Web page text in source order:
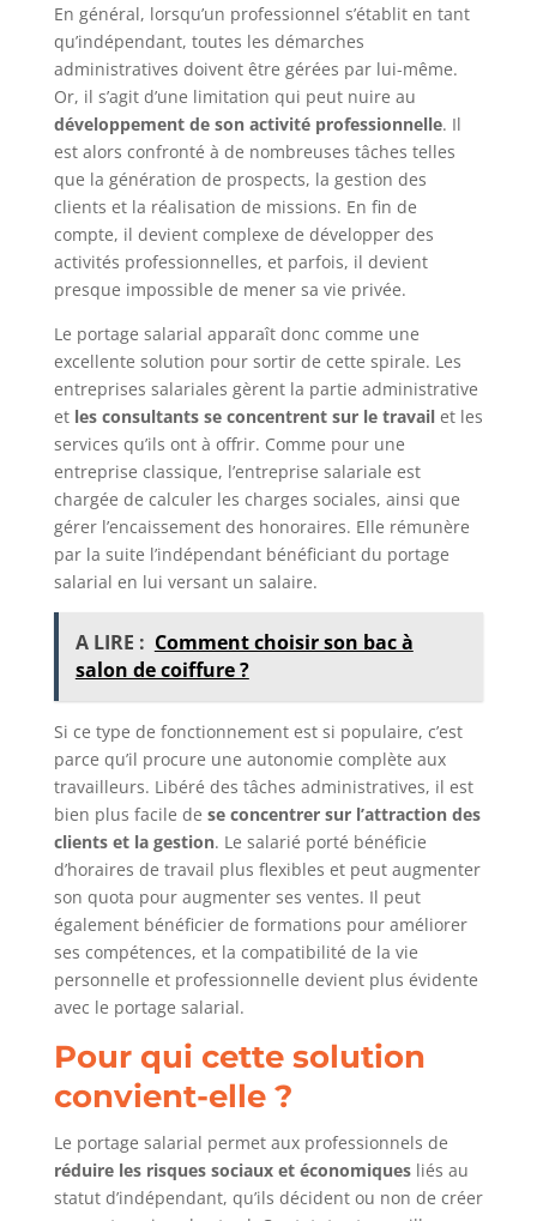
En général, lorsqu’un professionnel s’établit en tant
qu’indépendant, toutes les démarches
administratives doivent être gérées par lui-même.
Or, il s’agit d’une limitation qui peut nuire au
développement de son activité professionnelle. Il
est alors confronté à de nombreuses tâches telles
que la génération de prospects, la gestion des
clients et la réalisation de missions. En fin de
compte, il devient complexe de développer des
activités professionnelles, et parfois, il devient
presque impossible de mener sa vie privée.
Le portage salarial apparaît donc comme une
excellente solution pour sortir de cette spirale. Les
entreprises salariales gèrent la partie administrative
et les consultants se concentrent sur le travailet les
services qu’ils ont à offrir. Comme pour une
entreprise classique, l’entreprise salariale est
chargée de calculer les charges sociales, ainsi que
gérer l’encaissement des honoraires. Elle rémunère
par la suite l’indépendant bénéficiant du portage
salarial en lui versant un salaire.
A LIRE : Comment choisir son bac à
salon de coiffure ?
Si ce type de fonctionnement est si populaire, c’est
parce qu’il procure une autonomie complète aux
travailleurs. Libéré des tâches administratives, il est
bien plus facile de se concentrer sur l’attraction des
clients et la gestion. Le salarié porté bénéficie
d’horaires de travail plus flexibles et peut augmenter
son quota pour augmenter ses ventes. Il peut
également bénéficier de formations pour améliorer
ses compétences, et la compatibilité de la vie
personnelle et professionnelle devient plus évidente
avec le portage salarial.
Pour qui cette solution
convient-elle ?
Le portage salarial permet aux professionnels de
réduire les risques sociaux et économiquesliés au
statut d’indépendant, qu’ils décident ou non de créer